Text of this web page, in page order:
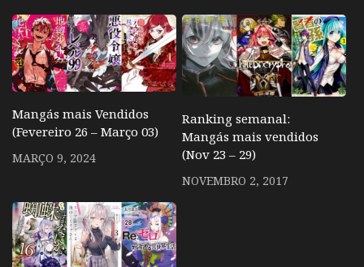
Mangás mais Vendidos
(Fevereiro 26 – Março 03)
MARÇO 9, 2024
Ranking semanal:
Mangás mais vendidos
(Nov 23 – 29)
NOVEMBRO 2, 2017